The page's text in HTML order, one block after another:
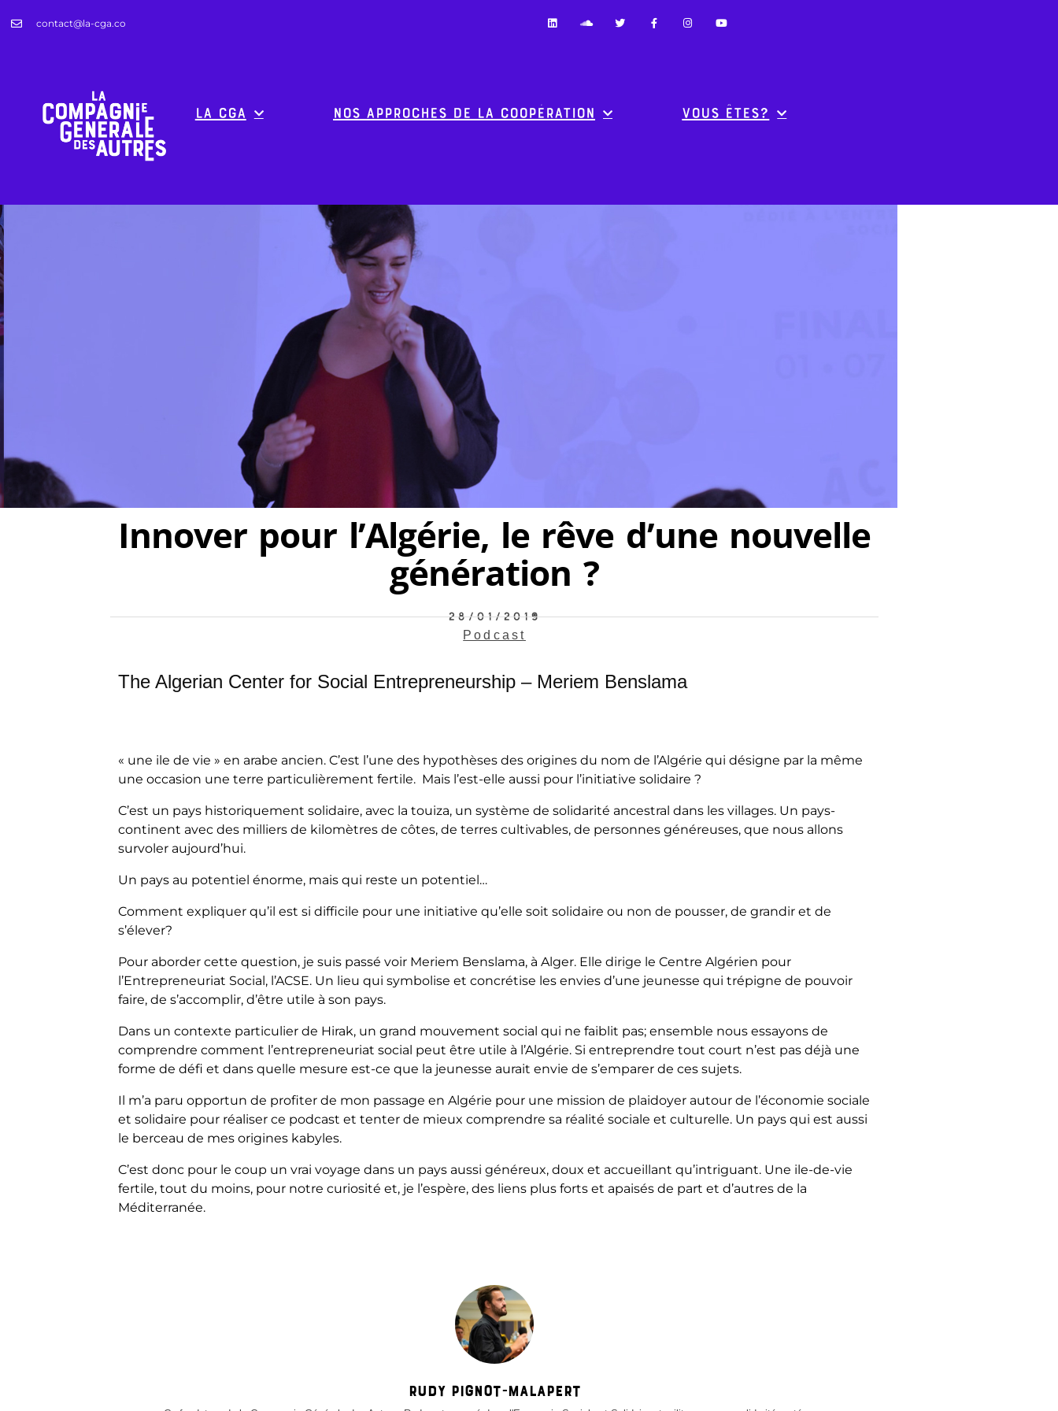
contact@la-cga.co
La CGA Nos approches de la coopération Vous êtes?
Innover pour l’Algérie, le rêve d’une nouvelle
génération ?
28/01/2019
Podcast
The Algerian Center for Social Entrepreneurship – Meriem Benslama
« une ile de vie » en arabe ancien. C’est l’une des hypothèses des origines du nom de l’Algérie qui désigne par la même
une occasion une terre particulièrement fertile. Mais l’est-elle aussi pour l’initiative solidaire ?
C’est un pays historiquement solidaire, avec la touiza, un système de solidarité ancestral dans les villages. Un pays-
continent avec des milliers de kilomètres de côtes, de terres cultivables, de personnes généreuses, que nous allons
survoler aujourd’hui.
Un pays au potentiel énorme, mais qui reste un potentiel…
Comment expliquer qu’il est si difficile pour une initiative qu’elle soit solidaire ou non de pousser, de grandir et de
s’élever?
Pour aborder cette question, je suis passé voir Meriem Benslama, à Alger. Elle dirige le Centre Algérien pour
l’Entrepreneuriat Social, l’ACSE. Un lieu qui symbolise et concrétise les envies d’une jeunesse qui trépigne de pouvoir
faire, de s’accomplir, d’être utile à son pays.
Dans un contexte particulier de Hirak, un grand mouvement social qui ne faiblit pas; ensemble nous essayons de
comprendre comment l’entrepreneuriat social peut être utile à l’Algérie. Si entreprendre tout court n’est pas déjà une
forme de défi et dans quelle mesure est-ce que la jeunesse aurait envie de s’emparer de ces sujets.
Il m’a paru opportun de profiter de mon passage en Algérie pour une mission de plaidoyer autour de l’économie sociale
et solidaire pour réaliser ce podcast et tenter de mieux comprendre sa réalité sociale et culturelle. Un pays qui est aussi
le berceau de mes origines kabyles.
C’est donc pour le coup un vrai voyage dans un pays aussi généreux, doux et accueillant qu’intriguant. Une ile-de-vie
fertile, tout du moins, pour notre curiosité et, je l’espère, des liens plus forts et apaisés de part et d’autres de la
Méditerranée.
Rudy Pignot-Malapert